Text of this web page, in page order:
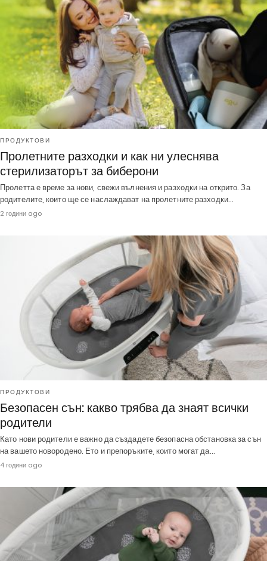
ПРОДУКТОВИ
Пролетните разходки и как ни улеснява
стерилизаторът за биберони
Пролетта е време за нови, свежи вълнения и разходки на открито. За
родителите, които ще се наслаждават на пролетните разходки…
2 години ago
ПРОДУКТОВИ
Безопасен сън: какво трябва да знаят всички
родители
Като нови родители е важно да създадете безопасна обстановка за сън
на вашето новородено. Ето и препоръките, които могат да…
4 години ago